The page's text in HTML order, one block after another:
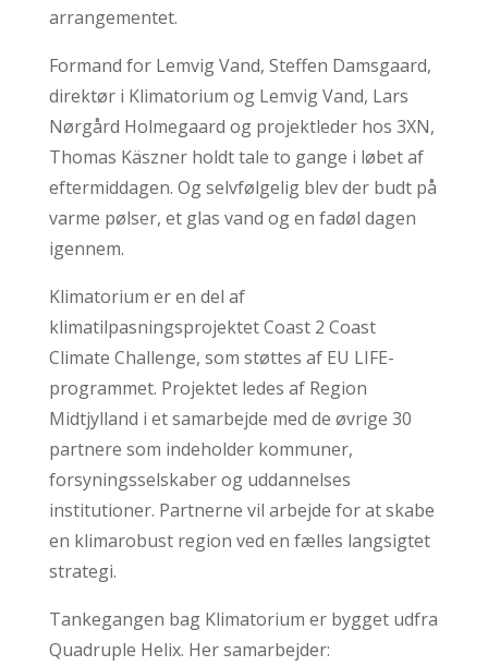
arrangementet.
Formand for Lemvig Vand, Steffen Damsgaard,
direktør i Klimatorium og Lemvig Vand, Lars
Nørgård Holmegaard og projektleder hos 3XN,
Thomas Käszner holdt tale to gange i løbet af
eftermiddagen. Og selvfølgelig blev der budt på
varme pølser, et glas vand og en fadøl dagen
igennem.
Klimatorium er en del af
klimatilpasningsprojektet Coast 2 Coast
Climate Challenge, som støttes af EU LIFE-
programmet. Projektet ledes af Region
Midtjylland i et samarbejde med de øvrige 30
partnere som indeholder kommuner,
forsyningsselskaber og uddannelses
institutioner. Partnerne vil arbejde for at skabe
en klimarobust region ved en fælles langsigtet
strategi.
Tankegangen bag Klimatorium er bygget udfra
Quadruple Helix. Her samarbejder: